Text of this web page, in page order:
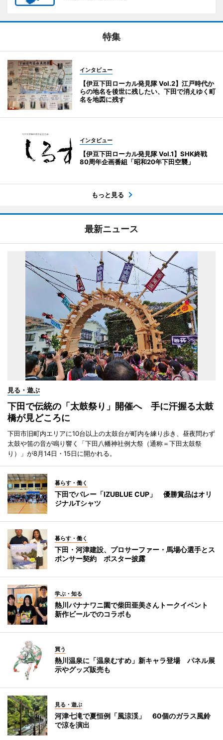
特集
インタビュー
【伊豆下田ローカル発見隊 Vol.2】江戸時代か
らの地名を後世に残したい、下田で消えゆく町
名を地図に残す
インタビュー
【伊豆下田ローカル発見隊 Vol.1】SHK終戦
80周年企画番組「昭和20年下田空襲」
もっと見る
最新ニュース
見る・遊ぶ
下田で伝統の「太鼓祭り」開催へ 手に汗握る太鼓
橋が見どころに
下田市旧町内エリアに10台以上の太鼓台が町内を練り歩き、昼夜問わず
太鼓や笛の音が鳴り響く「下田八幡神社例大祭（通称＝下田太鼓祭
り）」が8月14日・15日に開かれる。
暮らす・働く
下田でバレー「IZUBLUE CUP」 優勝賞品はオリ
ジナルTシャツ
暮らす・働く
下田・河津建設、プロサーファー・馬場心選手とス
ポンサー契約 ポスター披露
学ぶ・知る
熱川バナナワニ園で柴田亜美さんトークイベント
新作ビールでのコラボも
買う
熱川温泉に「温泉むすめ」新キャラ登場 パネル展
示やグッズ販売も
見る・遊ぶ
河津七滝で夏恒例「風涼渓」 60個のガラス風鈴
で涼を演出